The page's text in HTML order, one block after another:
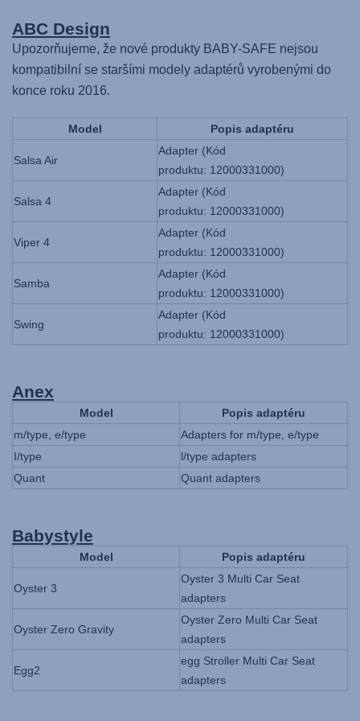
ABC Design
Upozorňujeme, že nové produkty BABY-SAFE nejsou
kompatibilní se staršími modely adaptérů vyrobenými do
konce roku 2016.
Model Popis adaptéru
Salsa Air
Adapter (Kód
produktu: 12000331000)
Salsa 4
Adapter (Kód
produktu: 12000331000)
Viper 4
Adapter (Kód
produktu: 12000331000)
Samba
Adapter (Kód
produktu: 12000331000)
Swing
Adapter (Kód
produktu: 12000331000)
Anex
Model
Popis adaptéru
m/type, e/type
Adapters for m/type, e/type
I/type
l/type adapters
Quant
Quant adapters
Babystyle
Model Popis adaptéru
Oyster 3
Oyster 3 Multi Car Seat
adapters
Oyster Zero Gravity
Oyster Zero Multi Car Seat
adapters
Egg2
egg Stroller Multi Car Seat
adapters